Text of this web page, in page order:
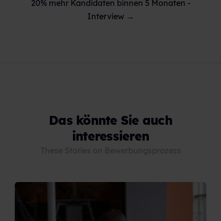
20% mehr Kandidaten binnen 5 Monaten -
Interview →
Das könnte Sie auch
interessieren